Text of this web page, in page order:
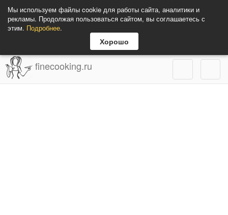
Мы используем файлы cookie для работы сайта, аналитики и
рекламы. Продолжая пользоваться сайтом, вы соглашаетесь с
этим. Подробнее.
Хорошо
finecooking.ru